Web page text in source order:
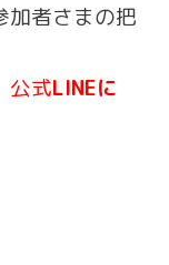
者さまの把
公式LINEに